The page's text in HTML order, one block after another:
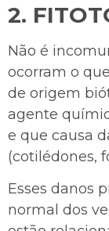
2.
Não é
ocorram o
de origem
agente
e que causa
(cotilédones,
Esses danos
normal dos